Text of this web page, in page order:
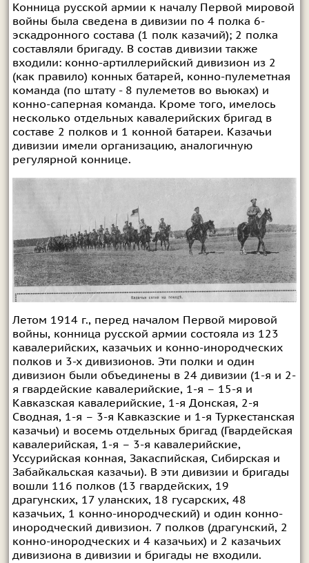
Конница русской армии к началу Первой мировой
войны была сведена в дивизии по 4 полка 6-
эскадронного состава (1 полк казачий); 2 полка
составляли бригаду. В состав дивизии также
входили: конно-артиллерийский дивизион из 2
(как правило) конных батарей, конно-пулеметная
команда (по штату - 8 пулеметов во вьюках) и
конно-саперная команда. Кроме того, имелось
несколько отдельных кавалерийских бригад в
составе 2 полков и 1 конной батареи. Казачьи
дивизии имели организацию, аналогичную
регулярной коннице.
Летом 1914 г., перед началом Первой мировой
войны, конница русской армии состояла из 123
кавалерийских, казачьих и конно-инородческих
полков и 3-х дивизионов. Эти полки и один
дивизион были объединены в 24 дивизии (1-я и 2-
я гвардейские кавалерийские, 1-я – 15-я и
Кавказская кавалерийские, 1-я Донская, 2-я
Сводная, 1-я – 3-я Кавказские и 1-я Туркестанская
казачьи) и восемь отдельных бригад (Гвардейская
кавалерийская, 1-я – 3-я кавалерийские,
Уссурийская конная, Закаспийская, Сибирская и
Забайкальская казачьи). В эти дивизии и бригады
вошли 116 полков (13 гвардейских, 19
драгунских, 17 уланских, 18 гусарских, 48
казачьих, 1 конно-инородческий) и один конно-
инородческий дивизион. 7 полков (драгунский, 2
конно-инородческих и 4 казачьих) и 2 казачьих
дивизиона в дивизии и бригады не входили.